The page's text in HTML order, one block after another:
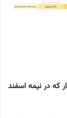
245 ماهنامه بسپار که در نیمه اسفند